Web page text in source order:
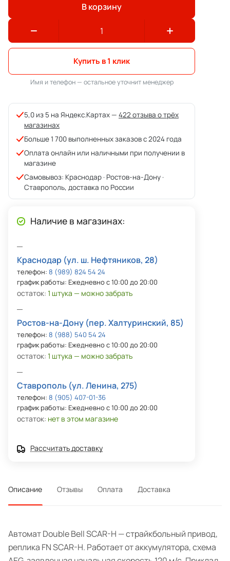
В корзину
Купить в 1 клик
Имя и телефон — остальное уточнит менеджер
5,0 из 5 на Яндекс.Картах — 422 отзыва о трёх
магазинах
Больше 1 700 выполненных заказов с 2024 года
Оплата онлайн или наличными при получении в
магазине
Самовывоз: Краснодар · Ростов-на-Дону ·
Ставрополь, доставка по России
Наличие в магазинах:
Краснодар (ул. ш. Нефтяников, 28)
телефон: 8 (989) 824 54 24
график работы: Ежедневно с 10:00 до 20:00
остаток: 1 штука — можно забрать
Ростов-на-Дону (пер. Халтуринский, 85)
телефон: 8 (988) 540 54 24
график работы: Ежедневно с 10:00 до 20:00
остаток: 1 штука — можно забрать
Ставрополь (ул. Ленина, 275)
телефон: 8 (905) 407-01-36
график работы: Ежедневно с 10:00 до 20:00
остаток: нет в этом магазине
Рассчитать доставку
Описание Отзывы Оплата Доставка
Автомат Double Bell SCAR-H — страйкбольный привод,
реплика FN SCAR-H. Работает от аккумулятора, схема